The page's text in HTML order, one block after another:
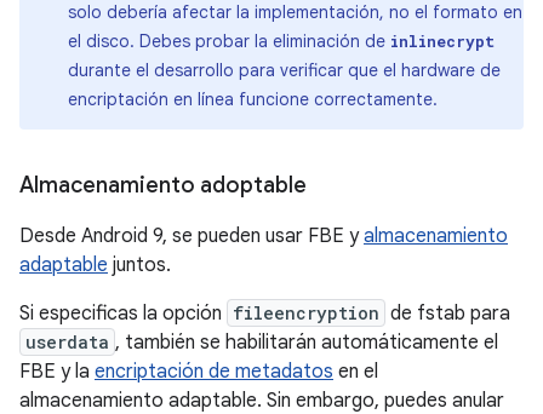
solo debería afectar la implementación, no el formato en
el disco. Debes probar la eliminación de inlinecrypt
durante el desarrollo para verificar que el hardware de
encriptación en línea funcione correctamente.
Almacenamiento adoptable
Desde Android 9, se pueden usar FBE yalmacenamiento
adaptable juntos.
Si especificas la opción fileencryption de fstab para
userdata , también se habilitarán automáticamente el
FBE y la encriptación de metadatos en el
almacenamiento adaptable. Sin embargo, puedes anular